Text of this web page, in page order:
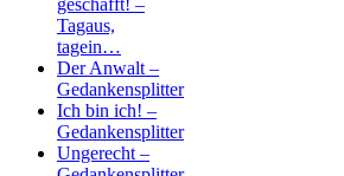
geschafft! –
Tagaus,
tagein…
Der Anwalt –
Gedankensplitter
Ich bin ich! –
Gedankensplitter
Ungerecht –